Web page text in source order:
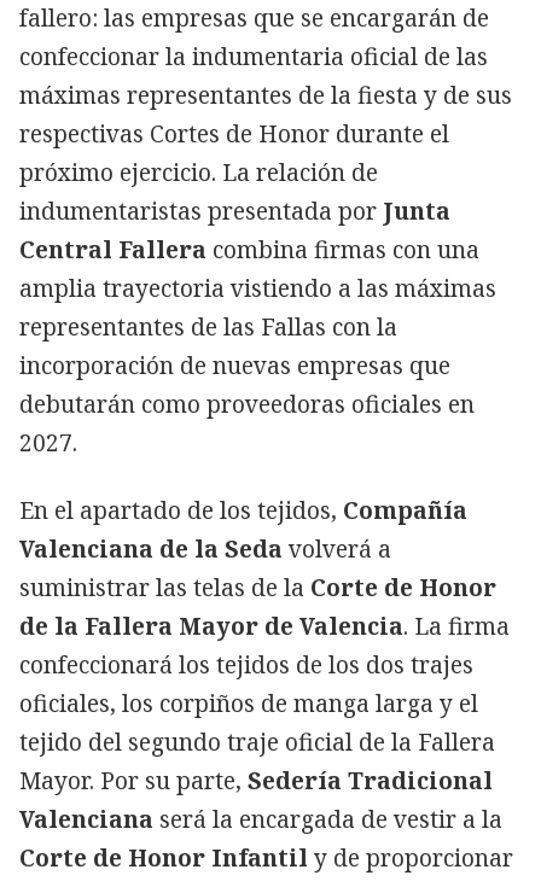
fallero: las empresas que se encargarán de
confeccionar la indumentaria oficial de las
máximas representantes de la fiesta y de sus
respectivas Cortes de Honor durante el
próximo ejercicio. La relación de
indumentaristas presentada por Junta
Central Fallera combina firmas con una
amplia trayectoria vistiendo a las máximas
representantes de las Fallas con la
incorporación de nuevas empresas que
debutarán como proveedoras oficiales en
2027.
En el apartado de los tejidos, Compañía
Valenciana de la Sedavolverá a
suministrar las telas de la Corte de Honor
de la Fallera Mayor de Valencia. La firma
confeccionará los tejidos de los dos trajes
oficiales, los corpiños de manga larga y el
tejido del segundo traje oficial de la Fallera
Mayor. Por su parte, Sedería Tradicional
Valenciana será la encargada de vestir a la
Corte de Honor Infantil y de proporcionar